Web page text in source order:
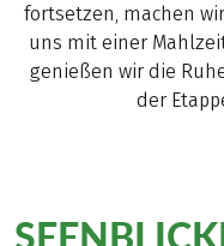
fortsetzen, machen
uns mit einer
genießen wir die
der